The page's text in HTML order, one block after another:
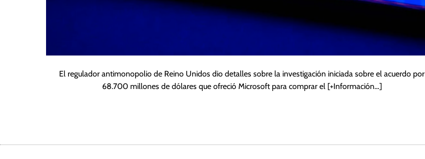
El regulador antimonopolio de Reino Unidos dio detalles sobre la investigación iniciada sobre el acuerdo por
68.700 millones de dólares que ofreció Microsoft para comprar el [+Información…]